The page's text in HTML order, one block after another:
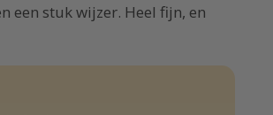
een stuk wijzer. Heel fijn, en